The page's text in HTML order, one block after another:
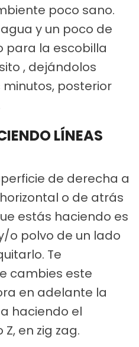
poco sano.
y un poco de
la escobilla
, dejándolos
posterior
LÍNEAS
de derecha a
o de atrás
estás haciendo es
o polvo de un lado
Te
cambies este
en adelante la
haciendo el
en zig zag.